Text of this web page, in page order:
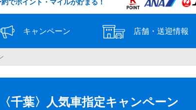
キャンペーン 店舗・送迎情報
〈千葉〉人気車指定キャンペーン